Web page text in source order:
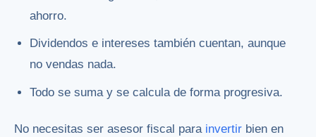
ahorro.
Dividendos e intereses también cuentan, aunque
no vendas nada.
Todo se suma y se calcula de forma progresiva.
No necesitas ser asesor fiscal para invertir bien en